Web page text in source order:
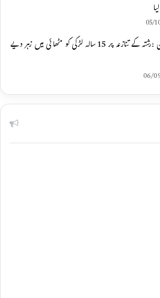
05/
رحیم یارخان :رشتہ کے تنازعہ پر 15 سالہ لڑکی کو مٹھائی میں زہر دیے
06/